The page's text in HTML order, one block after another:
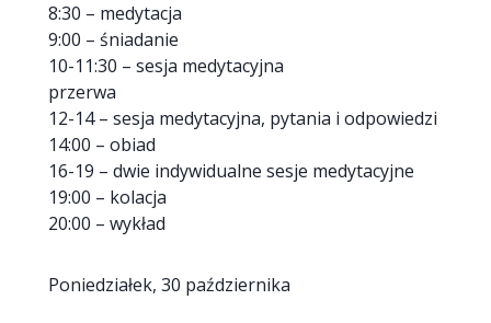
8:30 – medytacja
9:00 – śniadanie
10-11:30 – sesja medytacyjna
przerwa
12-14 – sesja medytacyjna, pytania i odpowiedzi
14:00 – obiad
16-19 – dwie indywidualne sesje medytacyjne
19:00 – kolacja
20:00 – wykład
Poniedziałek, 30 października